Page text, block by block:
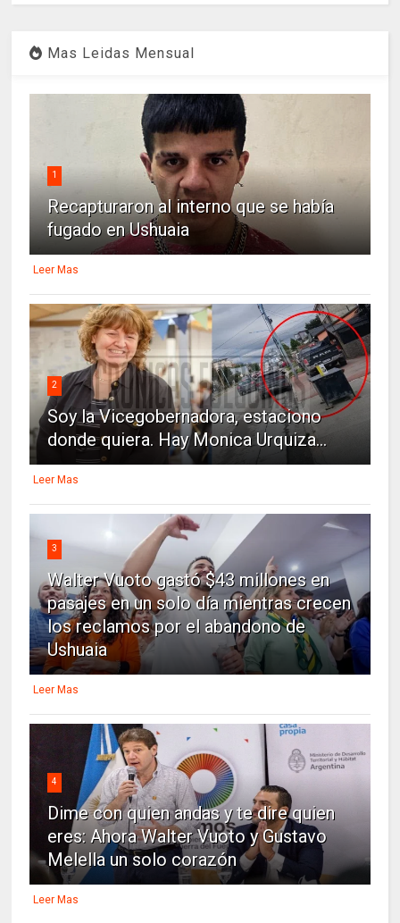
Mas Leidas Mensual
1
Recapturaron al interno que se había
fugado en Ushuaia
Leer Mas
2
Soy la Vicegobernadora, estaciono
donde quiera. Hay Monica Urquiza...
Leer Mas
3
Walter Vuoto gastó $43 millones en
pasajes en un solo día mientras crecen
los reclamos por el abandono de
Ushuaia
Leer Mas
4
Dime con quien andas y te dire quien
eres: Ahora Walter Vuoto y Gustavo
Melella un solo corazón
Leer Mas